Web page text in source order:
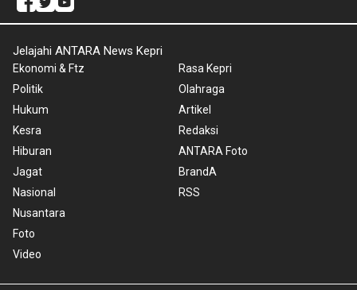
Jelajahi ANTARA News Kepri
Ekonomi & Ftz
Politik
Hukum
Kesra
Hiburan
Jagat
Nasional
Nusantara
Foto
Video
Rasa Kepri
Olahraga
Artikel
Redaksi
ANTARA Foto
BrandA
RSS